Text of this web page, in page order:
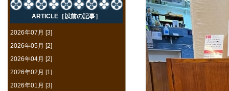
ARTICLE［以前の記事］
2026年07月 [3]
2026年05月 [2]
2026年04月 [2]
2026年02月 [1]
2026年01月 [3]